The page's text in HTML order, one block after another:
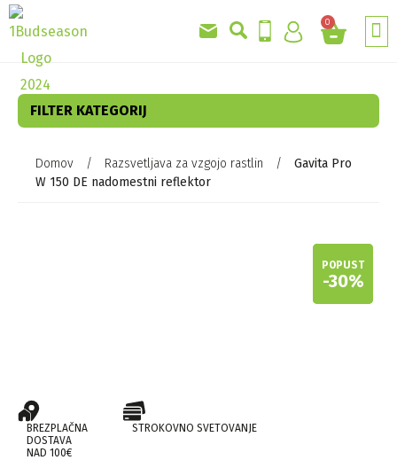
0
FILTER KATEGORIJ
Domov / Razsvetljava za vzgojo rastlin /
Gavita Pro
W 150 DE nadomestni reflektor
-30%
-30%
BREZPLAČNA
DOSTAVA
NAD 100€
STROKOVNO SVETOVANJE